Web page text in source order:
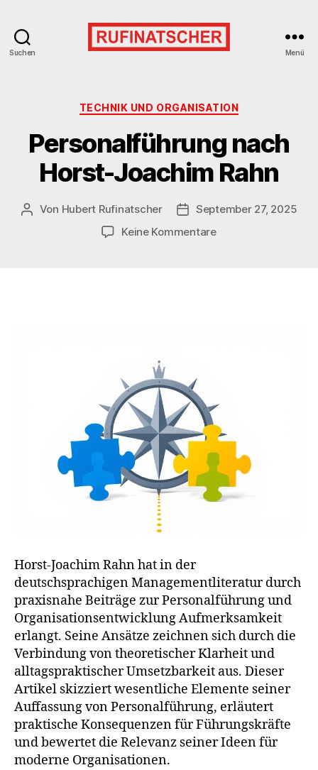
Suchen Menü
Kategorien
TECHNIK UND ORGANISATION
Personalführung nach
Horst-Joachim Rahn
Beitragsautor
Von Hubert Rufinatscher Veröffentlichungsdatum
September 27, 2025
Keine Kommentarezu
Horst-Joachim Rahn hat in der
deutschsprachigen Managementliteratur durch
praxisnahe Beiträge zur Personalführung und
Organisationsentwicklung Aufmerksamkeit
erlangt. Seine Ansätze zeichnen sich durch die
Verbindung von theoretischer Klarheit und
alltagspraktischer Umsetzbarkeit aus. Dieser
Artikel skizziert wesentliche Elemente seiner
Auffassung von Personalführung, erläutert
praktische Konsequenzen für Führungskräfte
und bewertet die Relevanz seiner Ideen für
moderne Organisationen.